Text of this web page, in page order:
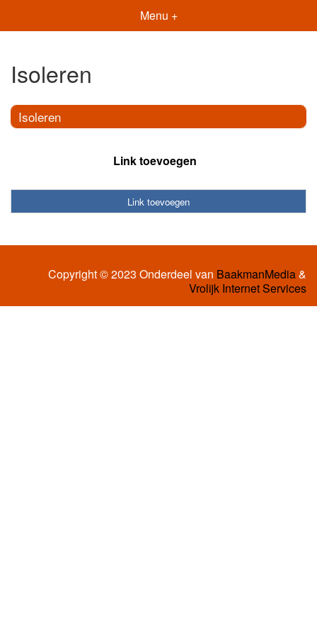
Menu +
Isoleren
Isoleren
Link toevoegen
Link toevoegen
Copyright © 2023 Onderdeel van BaakmanMedia&
Vrolijk Internet Services